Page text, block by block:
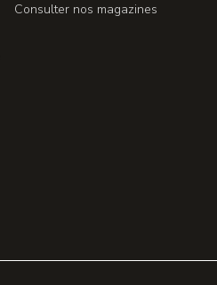
Consulter nos magazines